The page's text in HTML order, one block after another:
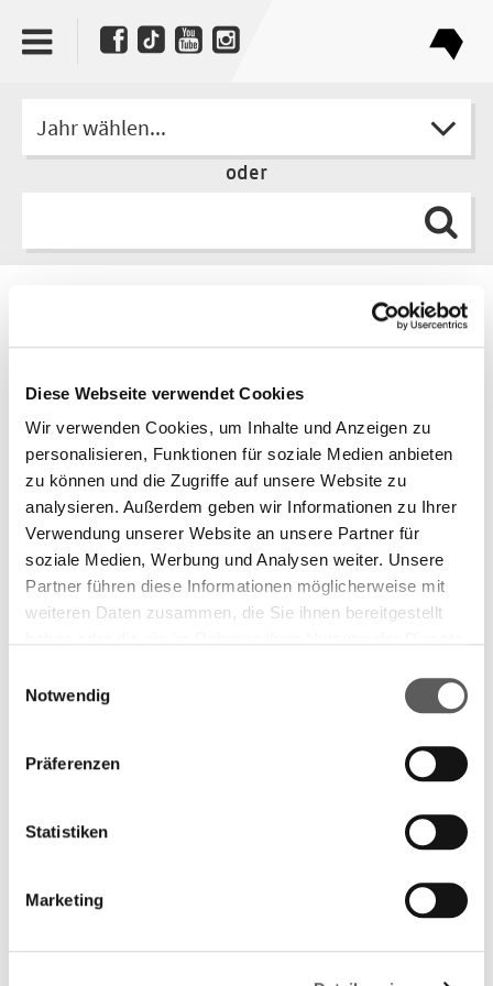
Diese Webseite verwendet Cookies
Wir verwenden Cookies, um Inhalte und Anzeigen zu
personalisieren, Funktionen für soziale Medien anbieten
zu können und die Zugriffe auf unsere Website zu
analysieren. Außerdem geben wir Informationen zu Ihrer
Verwendung unserer Website an unsere Partner für
soziale Medien, Werbung und Analysen weiter. Unsere
Partner führen diese Informationen möglicherweise mit
weiteren Daten zusammen, die Sie ihnen bereitgestellt
unsererDatenschutzerklärung.
Notwendig
Präferenzen
Statistiken
Marketing
Jahr wählen...
oder
Gegen die Welt